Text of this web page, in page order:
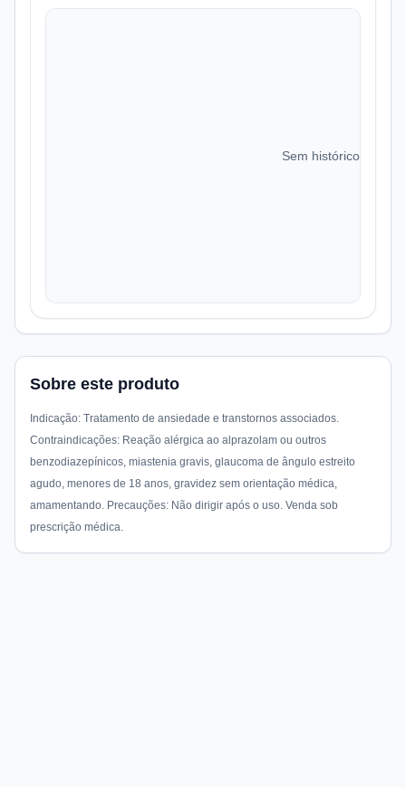
Sem histórico de
Sobre este produto
Indicação: Tratamento de ansiedade e transtornos associados.
Contraindicações: Reação alérgica ao alprazolam ou outros
benzodiazepínicos, miastenia gravis, glaucoma de ângulo estreito
agudo, menores de 18 anos, gravidez sem orientação médica,
amamentando. Precauções: Não dirigir após o uso. Venda sob
prescrição médica.